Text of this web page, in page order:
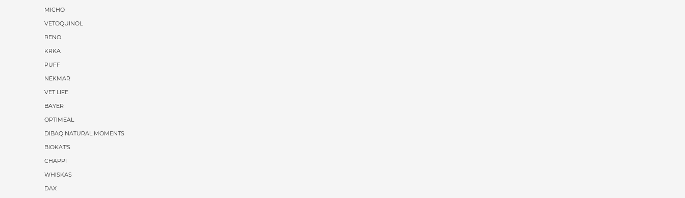
MICHO
VETOQUINOL
RENO
KRKA
PUFF
NEKMAR
VET LIFE
BAYER
OPTIMEAL
DIBAQ NATURAL MOMENTS
BIOKAT'S
CHAPPI
WHISKAS
DAX